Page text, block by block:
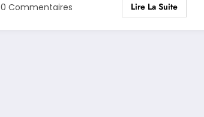
0 Commentaires Lire La Suite